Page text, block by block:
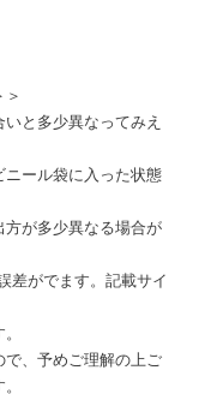
と多少異なってみえ
ール袋に入った状態
が多少異なる場合が
差がでます。記載サイ
、予めご理解の上ご